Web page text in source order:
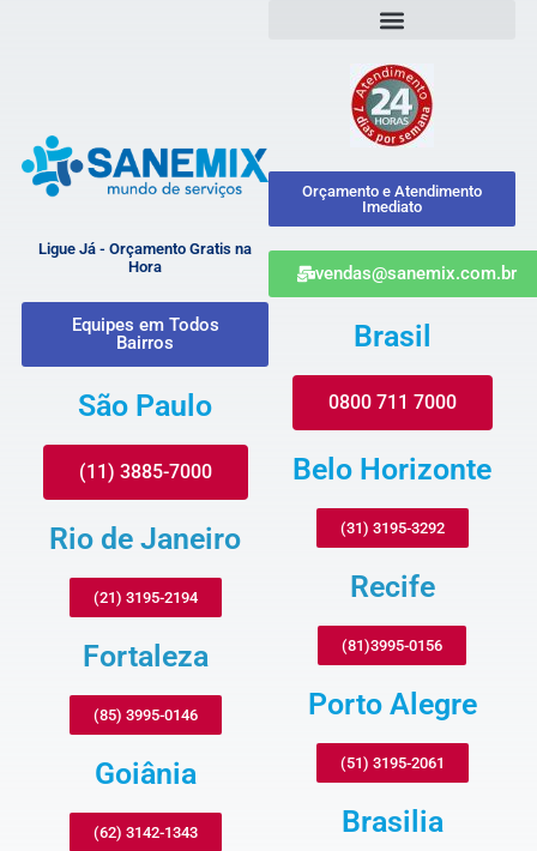
Ligue Já - Orçamento Gratis na
Hora
Equipes em Todos
Bairros
São Paulo
(11) 3885-7000
Rio de Janeiro
(21) 3195-2194
Fortaleza
(85) 3995-0146
Goiânia
(62) 3142-1343
Orçamento e Atendimento
Imediato
vendas@sanemix.com.br
Brasil
0800 711 7000
Belo Horizonte
(31) 3195-3292
Recife
(81)3995-0156
Porto Alegre
(51) 3195-2061
Brasilia